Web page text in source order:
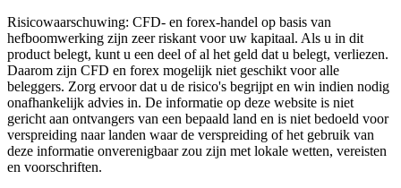
Risicowaarschuwing: CFD- en forex-handel op basis van
hefboomwerking zijn zeer riskant voor uw kapitaal. Als u in dit
product belegt, kunt u een deel of al het geld dat u belegt, verliezen.
Daarom zijn CFD en forex mogelijk niet geschikt voor alle
beleggers. Zorg ervoor dat u de risico's begrijpt en win indien nodig
onafhankelijk advies in. De informatie op deze website is niet
gericht aan ontvangers van een bepaald land en is niet bedoeld voor
verspreiding naar landen waar de verspreiding of het gebruik van
deze informatie onverenigbaar zou zijn met lokale wetten, vereisten
en voorschriften.